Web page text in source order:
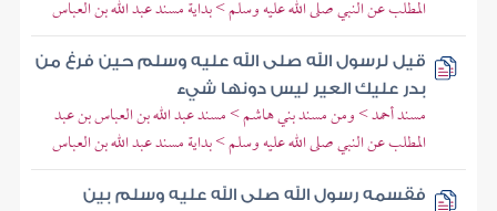
المطلب عن النبي صلى الله عليه وسلم > بداية مسند عبد الله بن العباس
قيل لرسول الله صلى الله عليه وسلم حين فرغ من
بدر عليك العير ليس دونها شيء
مسند أحمد > ومن مسند بني هاشم > مسند عبد الله بن العباس بن عبد
المطلب عن النبي صلى الله عليه وسلم > بداية مسند عبد الله بن العباس
فقسمه رسول الله صلى الله عليه وسلم بين